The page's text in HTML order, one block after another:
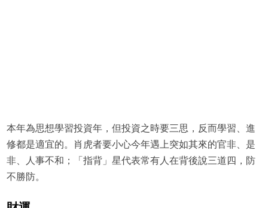
本年為思想學習投資年，但投資之時要三思，反而學習、進
修都是適宜的。肖虎者要小心今年遇上突如其來的官非、是
非、人事不和；「指背」星代表常有人在背後說三道四，防
不勝防。